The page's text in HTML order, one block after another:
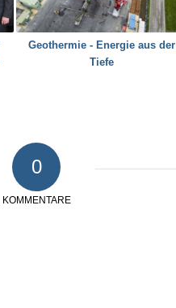
Geothermie - Energie aus der
Tiefe
0
KOMMENTARE